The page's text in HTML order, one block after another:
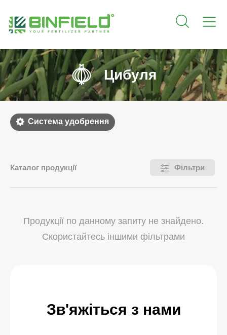
Цибуля
Система удобрення
Каталог продукції Фільтри
Продукції по данному запиту не знайдено.
Скористайтесь іншими фільтрами
Зв'яжіться з нами